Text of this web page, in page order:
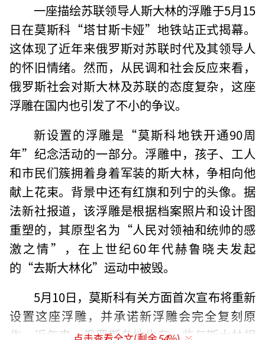
一座描绘苏联领导人斯大林的浮雕于5月15
日在莫斯科“塔甘斯卡娅”地铁站正式揭幕。
这体现了近年来俄罗斯对苏联时代及其领导人
的怀旧情绪。然而，从民调和社会反应来看，
俄罗斯社会对斯大林及苏联的态度复杂，这座
浮雕在国内也引发了不小的争议。
新设置的浮雕是“莫斯科地铁开通90周
年”纪念活动的一部分。浮雕中，孩子、工人
和市民们簇拥着身着军装的斯大林，争相向他
献上花束。背景中还有红旗和列宁的头像。据
法新社报道，该浮雕是根据档案照片和设计图
重塑的，其原型名为“人民对领袖和统帅的感
激之情”，在上世纪60年代赫鲁晓夫发起
的“去斯大林化”运动中被毁。
5月10日，莫斯科有关方面首次宣布将重新
设置这座浮雕，并承诺新浮雕会完全复刻原
作。近年来，俄罗斯各地也有一些与斯大林相